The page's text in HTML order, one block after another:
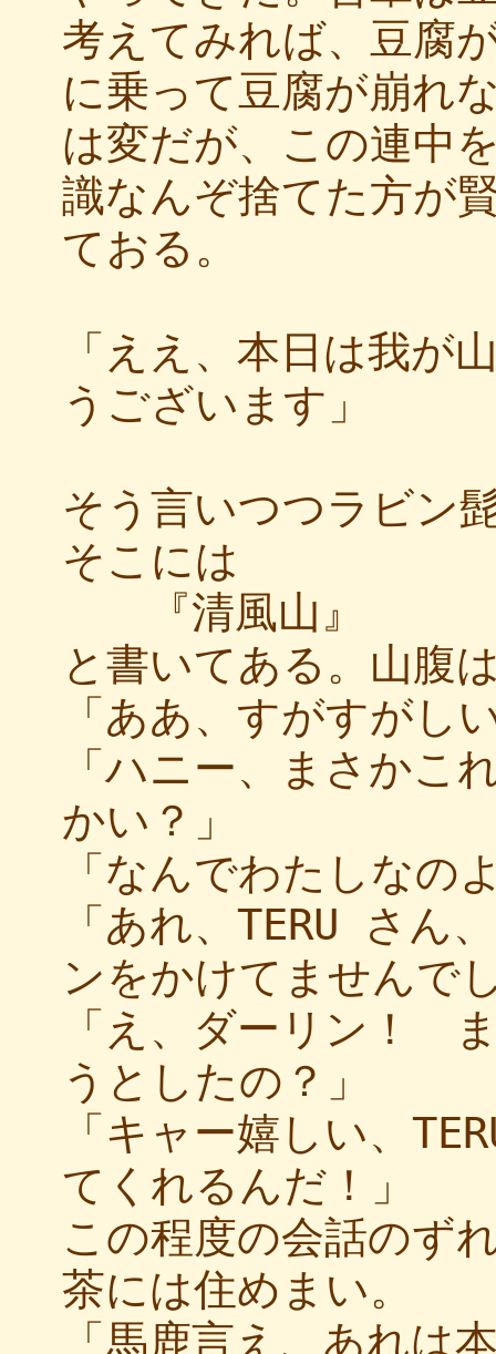
考えてみれば、豆腐
に乗って豆腐が崩れ
は変だが、この連中
識なんぞ捨てた方が
ておる。
「ええ、本日は我が
うございます」
そう言いつつラビン
そこには
『清風山』
と書いてある。山腹
「ああ、すがすがし
「ハニー、まさかこ
かい？」
「なんでわたしな
「あれ、TERU さん
ンをかけてませんで
「え、ダーリン！
うとしたの？」
「キャー嬉しい、
てくれるんだ！」
この程度の会話のず
茶には住めまい。
「馬鹿言え、あれは